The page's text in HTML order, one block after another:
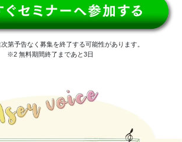
第予告なく募集を終了する可能性があります。
※2 無料期間終了まであと3日